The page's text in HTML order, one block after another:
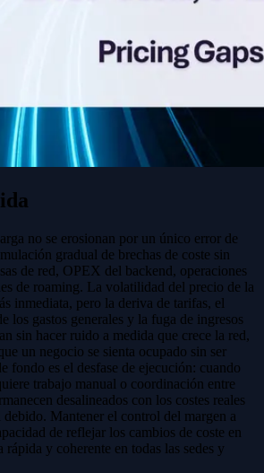
no se erosionan por un único error de
gradual de brechas de coste sin
de red, OPEX del backend, operaciones
de roaming. La volatilidad del precio de la
inmediata, pero la deriva de tarifas, el
los gastos generales y la fuga de ingresos
sin hacer ruido a medida que crece la red,
un negocio se sienta ocupado sin ser
fondo es el desfase de ejecución: cuando
trabajo manual o coordinación entre
desalineados con los costes reales
debido. Mantener el control del margen a
de reflejar los cambios de coste en
y coherente en todas las sedes y